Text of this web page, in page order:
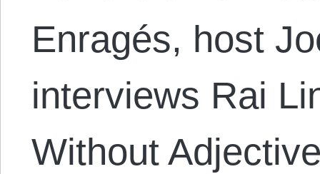
Enragés, host
interviews Rai
Without